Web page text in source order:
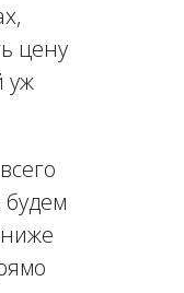
цену
уж
будем